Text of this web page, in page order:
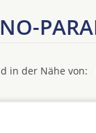
in der Nähe von: